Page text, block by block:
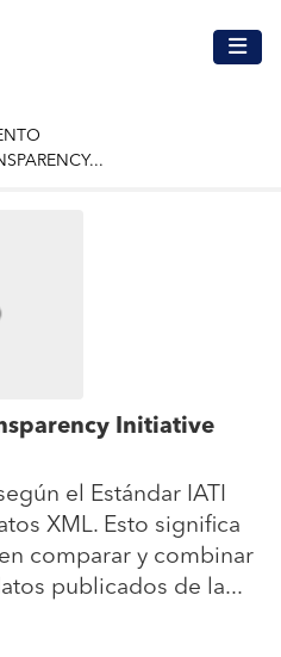
Initiative
el Estándar IATI
XML. Esto significa
comparar y combinar
publicados de la...